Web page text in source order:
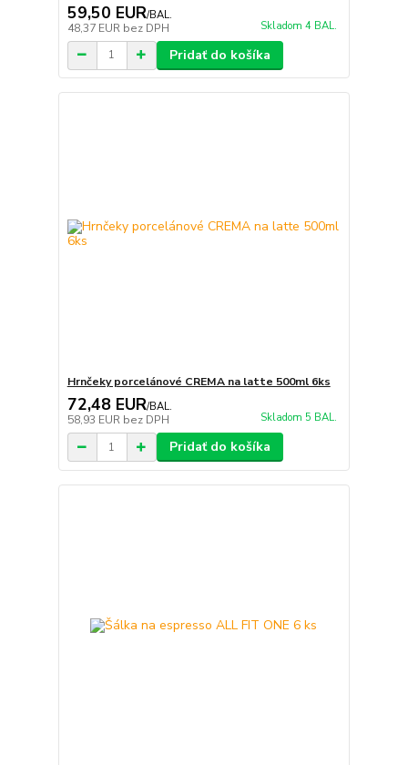
59,50 EUR/BAL.
48,37 EUR bez DPH Skladom 4 BAL.
Pridať do košíka
Hrnčeky porcelánové CREMA na latte 500ml 6ks
72,48 EUR/BAL.
58,93 EUR bez DPH Skladom 5 BAL.
Pridať do košíka